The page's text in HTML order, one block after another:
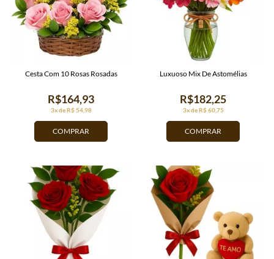
COMPRAR
3x de R$ 54,98
R$164,93
Cesta Com 10 Rosas Rosadas
COMPRAR
3x de R$ 60,75
R$182,25
Luxuoso Mix De Astomélias